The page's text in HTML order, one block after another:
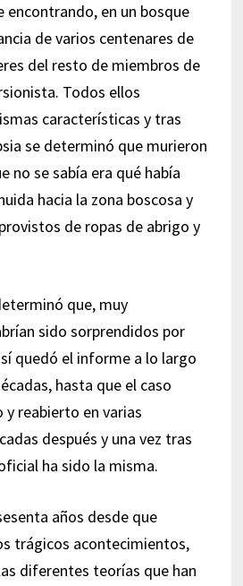
encontrando, en un bosque
de varios centenares de
del resto de miembros de
Todos ellos
características y tras
se determinó que murieron
no se sabía era qué había
hacia la zona boscosa y
de ropas de abrigo y
que, muy
sido sorprendidos por
quedó el informe a lo largo
hasta que el caso
reabierto en varias
después y una vez tras
ha sido la misma.
años desde que
trágicos acontecimientos,
diferentes teorías que han